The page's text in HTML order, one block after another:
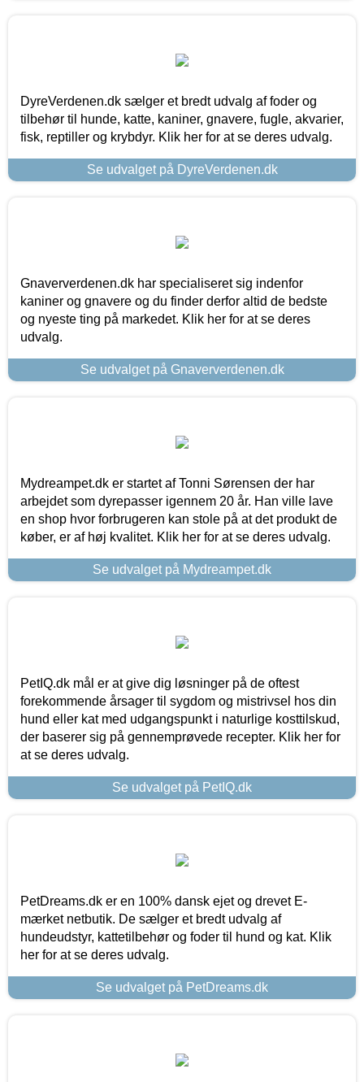
DyreVerdenen.dk sælger et bredt udvalg af foder og
tilbehør til hunde, katte, kaniner, gnavere, fugle, akvarier,
fisk, reptiller og krybdyr. Klik her for at se deres udvalg.
Se udvalget på DyreVerdenen.dk
Gnaververdenen.dk har specialiseret sig indenfor
kaniner og gnavere og du finder derfor altid de bedste
og nyeste ting på markedet. Klik her for at se deres
udvalg.
Se udvalget på Gnaververdenen.dk
Mydreampet.dk er startet af Tonni Sørensen der har
arbejdet som dyrepasser igennem 20 år. Han ville lave
en shop hvor forbrugeren kan stole på at det produkt de
køber, er af høj kvalitet. Klik her for at se deres udvalg.
Se udvalget på Mydreampet.dk
PetIQ.dk mål er at give dig løsninger på de oftest
forekommende årsager til sygdom og mistrivsel hos din
hund eller kat med udgangspunkt i naturlige kosttilskud,
der baserer sig på gennemprøvede recepter. Klik her for
at se deres udvalg.
Se udvalget på PetIQ.dk
PetDreams.dk er en 100% dansk ejet og drevet E-
mærket netbutik. De sælger et bredt udvalg af
hundeudstyr, kattetilbehør og foder til hund og kat. Klik
her for at se deres udvalg.
Se udvalget på PetDreams.dk